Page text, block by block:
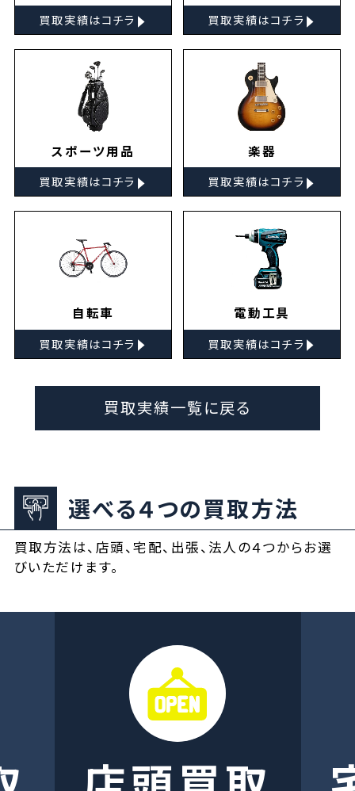
買取実績はコチラ ▸ 買取実績はコチラ ▸
スポーツ用品
買取実績はコチラ ▸
楽器
買取実績はコチラ ▸
自転車
買取実績はコチラ ▸
電動工具
買取実績はコチラ ▸
買取実績一覧に戻る
選べる４つの買取方法
買取方法は、店頭、宅配、出張、法人の４つからお選
びいただけます。